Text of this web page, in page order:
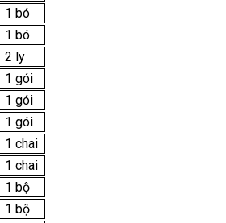
1 bó
1 bó
2 ly
1 gói
1 gói
1 gói
1 chai
1 chai
1 bộ
1 bộ